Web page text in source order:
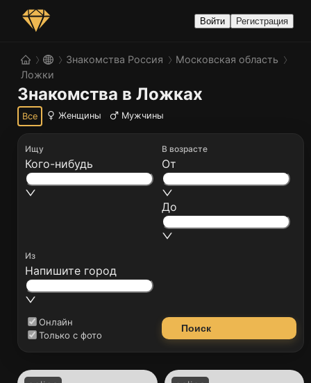
Войти Регистрация
Знакомства Россия
Московская область
Ложки
Знакомства в Ложках
Все Женщины Мужчины
Ищу
Кого-нибудь
Из
Напишите город
В возрасте
От
До
Онлайн
Только с фото
Поиск